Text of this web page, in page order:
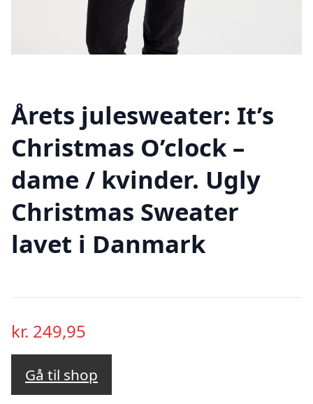
Årets julesweater: It’s
Christmas O’clock –
dame / kvinder. Ugly
Christmas Sweater
lavet i Danmark
kr. 249,95
Gå til shop